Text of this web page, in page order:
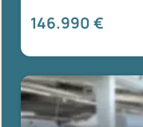
146.990 €